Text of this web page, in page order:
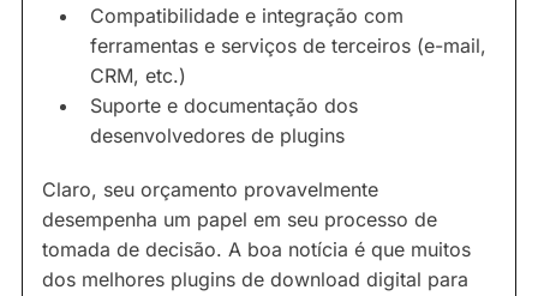
Compatibilidade e integração com
ferramentas e serviços de terceiros (e-mail,
CRM, etc.)
Suporte e documentação dos
desenvolvedores de plugins
Claro, seu orçamento provavelmente
desempenha um papel em seu processo de
tomada de decisão. A boa notícia é que muitos
dos melhores plugins de download digital para